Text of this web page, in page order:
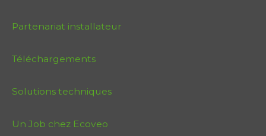
Partenariat installateur
Téléchargements
Solutions techniques
Un Job chez Ecoveo